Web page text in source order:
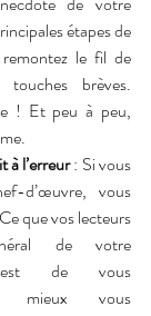
étapes de
le fil de
brèves.
! Et peu à peu,
l’erreur : Si vous
d’œuvre, vous
que vos lecteurs
de votre
de vous
mieux vous